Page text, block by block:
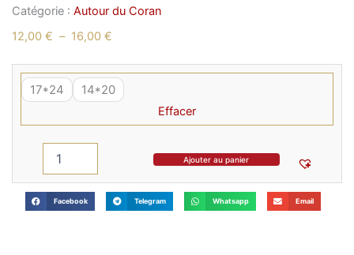
Catégorie : Autour du Coran
12,00 € – 16,00 €
prix :
12,00 €
16,00 €
17*24 14*20
Effacer
quantité
de
الزهراوان
Mushaf
Al-
Zahrawan
Ajouter au panier
Facebook Telegram Whatsapp Email